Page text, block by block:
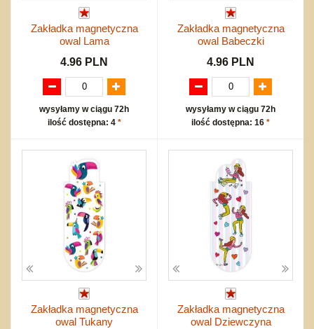
Zakładka magnetyczna
owal Lama
4.96 PLN
wysyłamy w ciągu 72h
ilość dostępna: 4 *
Zakładka magnetyczna
owal Babeczki
4.96 PLN
wysyłamy w ciągu 72h
ilość dostępna: 16 *
Zakładka magnetyczna
owal Tukany
Zakładka magnetyczna
owal Dziewczyna